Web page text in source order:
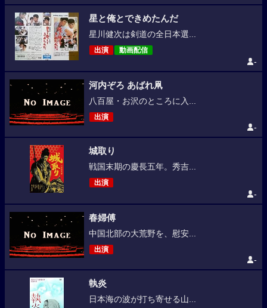
星と俺とできめたんだ
星川健次は剣道の全日本選...
出演 動画配信
-
河内ぞろ あばれ凧
八百屋・お沢のところに入...
出演
-
城取り
戦国末期の慶長五年。秀吉...
出演
-
春婦傅
中国北部の大荒野を、慰安...
出演
-
執炎
日本海の波が打ち寄せる山...